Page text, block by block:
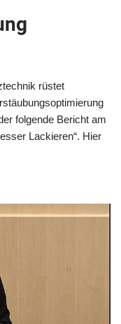
rüstet
folgende Bericht am
Lackieren“. Hier